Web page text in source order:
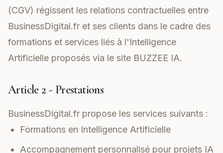
(CGV) régissent les relations contractuelles entre
BusinessDigital.fr et ses clients dans le cadre des
formations et services liés à l'Intelligence
Artificielle proposés via le site BUZZEE IA.
Article 2 - Prestations
BusinessDigital.fr propose les services suivants :
Formations en Intelligence Artificielle
Accompagnement personnalisé pour projets IA